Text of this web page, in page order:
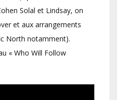
Solal et Lindsay, on
et aux arrangements
North notamment).
« Who Will Follow